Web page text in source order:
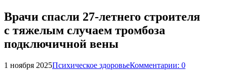
Врачи спасли 27-летнего строителя
с тяжелым случаем тромбоза
подключичной вены
1 ноября 2025Психическое здоровьеКомментарии: 0